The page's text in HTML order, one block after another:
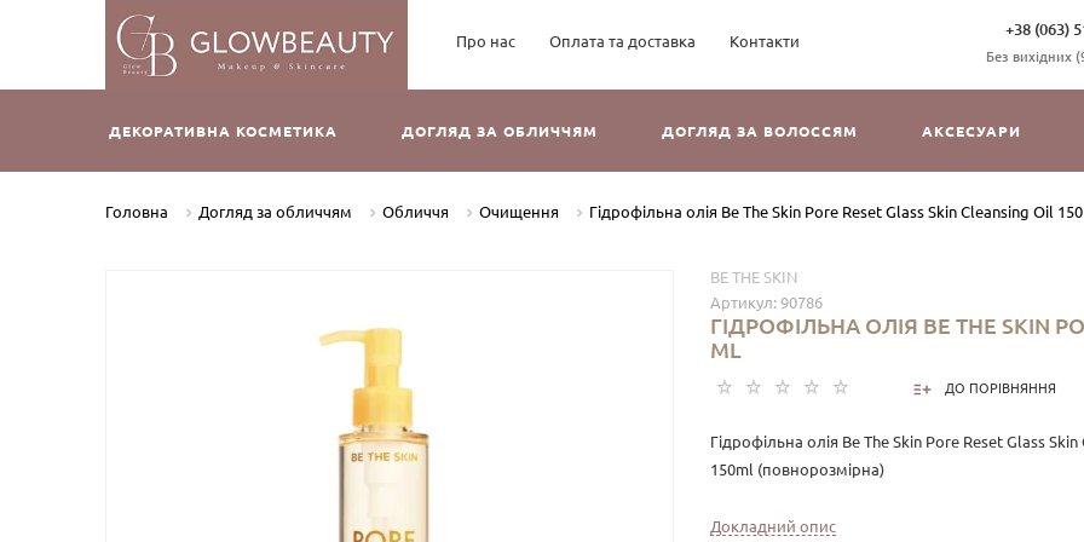
+38 (063)
Без вихідних
Про нас Оплата та доставка Контакти
ДЕКОРАТИВНА КОСМЕТИКА ДОГЛЯД ЗА ОБЛИЧЧЯМ ДОГЛЯД ЗА ВОЛОССЯМ АКСЕСУАРИ
Головна Догляд за обличчям Обличчя Очищення Гідрофільна олія Be The Skin Pore Reset Glass Skin Cleansing Oil
BE THE SKIN
Артикул: 90786
ГІДРОФІЛЬНА ОЛІЯ BE THE SKIN
ML
ДО ПОРІВНЯННЯ
Гідрофільна олія Be The Skin Pore Reset Glass
150ml (повнорозмірна)
Гідрофільна олія, яка ефективно розчиняє
Докладний опис